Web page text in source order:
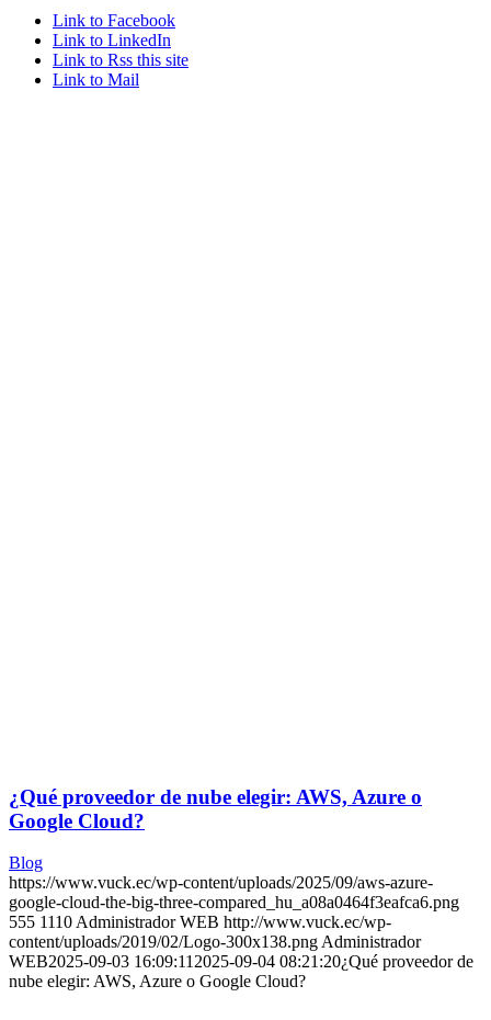
Link to Facebook
Link to LinkedIn
Link to Rss this site
Link to Mail
¿Qué proveedor de nube elegir: AWS, Azure o
Google Cloud?
Blog
https://www.vuck.ec/wp-content/uploads/2025/09/aws-azure-
google-cloud-the-big-three-compared_hu_a08a0464f3eafca6.png
555 1110Administrador WEB http://www.vuck.ec/wp-
content/uploads/2019/02/Logo-300x138.pngAdministrador
WEB2025-09-03 16:09:112025-09-04 08:21:20¿Qué proveedor de
nube elegir: AWS, Azure o Google Cloud?